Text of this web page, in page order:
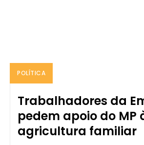
POLÍTICA
Trabalhadores da
pedem apoio do MP
agricultura familiar